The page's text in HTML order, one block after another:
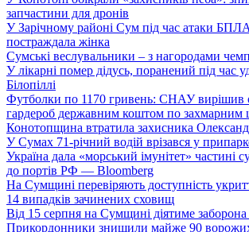
запчастини для дронів
У Зарічному районі Сум під час атаки
постраждала жінка
Сумські веслувальники – з нагородами
У лікарні помер дідусь, поранений під час
Білопіллі
Футболки по 1170 гривень: СНАУ вирішив
гардероб державним коштом по захмарним
Конотопщина втратила захисника
У Сумах 71-річний водій врізався у
Україна дала «морський імунітет» частині
до портів РФ — Bloomberg
На Сумщині перевіряють доступність
14 випадків зачинених сховищ
Від 15 серпня на Сумщині діятиме заборона
Прикордонники знищили майже 90